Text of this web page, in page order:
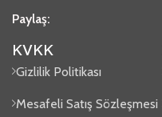
Paylaş:
KVKK
Gizlilik Politikası
Mesafeli Satış Sözleşmesi